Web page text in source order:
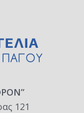
121